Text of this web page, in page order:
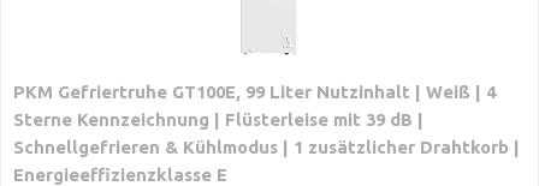
PKM Gefriertruhe GT100E, 99 Liter Nutzinhalt | Weiß | 4
Sterne Kennzeichnung | Flüsterleise mit 39 dB |
Schnellgefrieren & Kühlmodus | 1 zusätzlicher Drahtkorb |
Energieeffizienzklasse E